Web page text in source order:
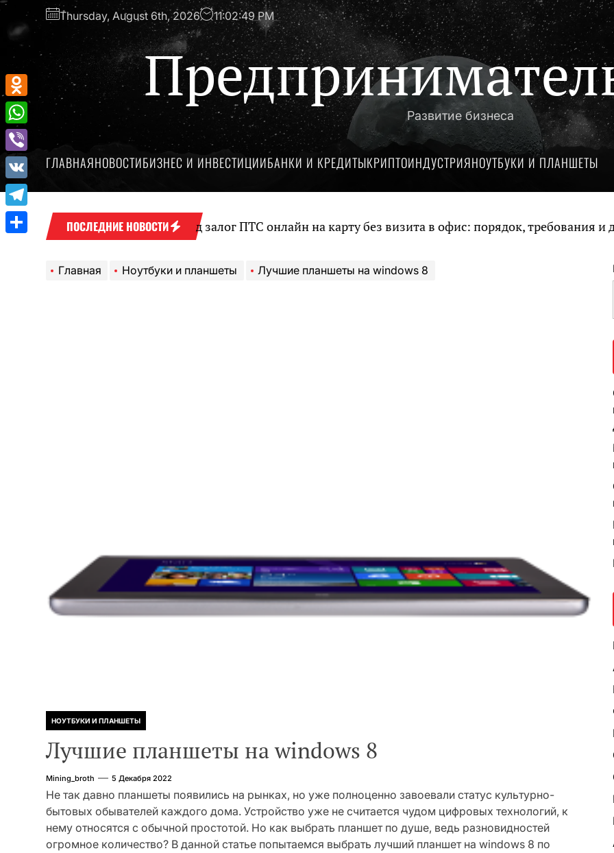
Перейти
содержимому
Thursday, August 6th, 2026 11:02:50 PM
Развитие бизнеса
ГЛАВНАЯНОВОСТИБИЗНЕС И ИНВЕСТИЦИИБАНКИ И КРЕДИТЫКРИПТОИНДУСТРИЯНОУТБУКИ И ПЛАНШЕТЫ
ПОСЛЕДНИЕ НОВОСТИ
Оформление займа под залог ПТС онлайн на карту без визита в офис: порядок, требования и
Главная Ноутбуки и планшеты Лучшие планшеты на windows 8
НОУТБУКИ И ПЛАНШЕТЫ
Лучшие планшеты на windows 8
Mining_broth 5 Декабря 2022
Не так давно планшеты появились на рынках, но уже полноценно завоевали статус культурно-
бытовых обывателей каждого дома. Устройство уже не считается чудом цифровых технологий, к
нему относятся с обычной простотой. Но как выбрать планшет по душе, ведь разновидностей
огромное количество? В данной статье попытаемся выбрать лучший планшет на windows 8 по
Odnoklassniki
WhatsApp
Viber
VK
Telegram
Отправить